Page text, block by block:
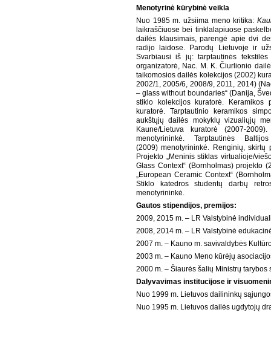
Menotyrinė kūrybinė veikla
Nuo 1985 m. užsiima meno kritika:
laikraščiuose bei tinklalapiuose
dailės klausimais, parengė apie dvi
radijo laidose. Parodų Lietuvoje ir
Svarbiausi iš jų: tarptautinės
organizatorė, Nac. M. K. Čiurlionio
taikomosios dailės kolekcijos (2002)
2002/1, 2005/6, 2008/9, 2011, 2014)
– glass without boundaries“ (Danija,
stiklo kolekcijos kuratorė. Keramikos
kuratorė. Tarptautinio keramikos
aukštųjų dailės mokyklų vizualiųjų
Kaune/Lietuva kuratorė (2007-
menotyrininkė. Tarptautinės
(2009) menotyrininkė. Renginių, skirtų
Projekto „Meninis stiklas virtualioje/
Glass Context“ (Bornholmas) projekto
„European Ceramic Context“
Stiklo katedros studentų darbų
menotyrininkė.
Gautos stipendijos, premijos:
2009, 2015 m. – LR Valstybinė
2008, 2014 m. – LR Valstybinė
2007 m. – Kauno m. savivaldybės
2003 m. – Kauno Meno kūrėjų
2000 m. – Šiaurės šalių Ministrų tarybos
Dalyvavimas institucijose ir
Nuo 1999 m. Lietuvos dailininkų
Nuo 1995 m. Lietuvos dailės ugdytojų